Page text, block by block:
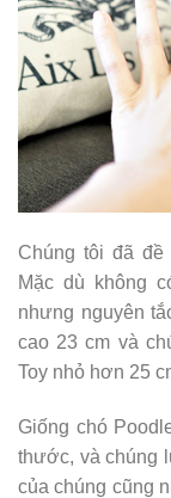
Chúng tôi đã đề
Mặc dù không
nhưng nguyên
cao 23 cm và
Toy nhỏ hơn 25
Giống chó
thước, và chúng
của chúng cũng